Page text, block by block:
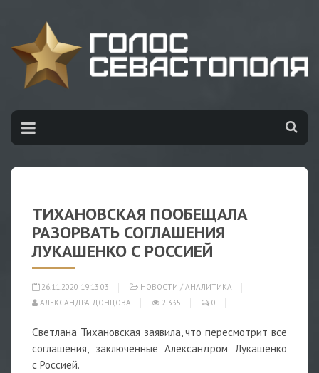
ТИХАНОВСКАЯ ПООБЕЩАЛА
РАЗОРВАТЬ СОГЛАШЕНИЯ
ЛУКАШЕНКО С РОССИЕЙ
26.11.2020 19:13:03 НОВОСТИ / АНАЛИТИКА
АЛЕКСАНДРА ДОНЦОВА
2 335 0
Светлана Тихановская заявила, что пересмотрит все
соглашения, заключенные Александром Лукашенко
с Россией.